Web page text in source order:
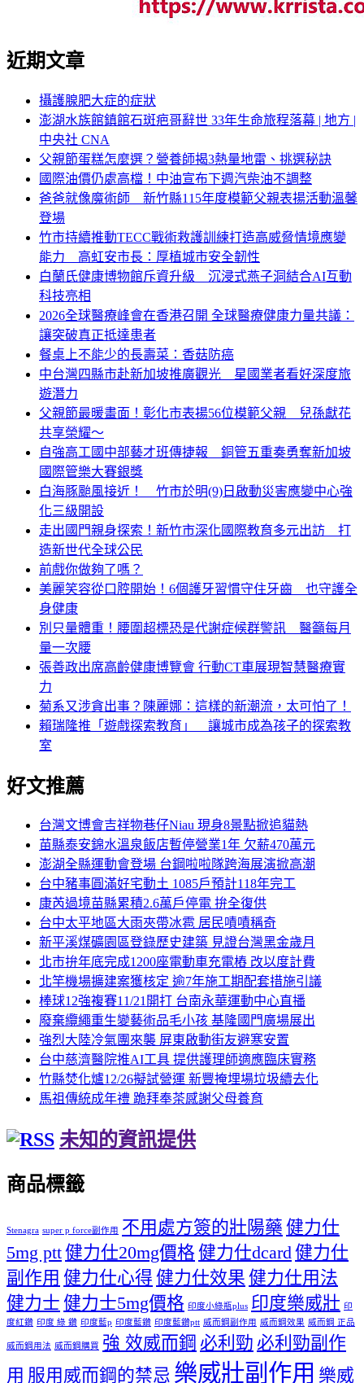
近期文章
攝護腺肥大症的症狀
澎湖水族館鎮館石斑疤哥辭世 33年生命旅程落幕 | 地方 |
中央社 CNA
父親節蛋糕怎麼選？營養師揭3熱量地雷、挑選秘訣
國際油價仍處高檔！中油宣布下週汽柴油不調整
爸爸就像魔術師 新竹縣115年度模範父親表揚活動溫馨
登場
竹市持續推動TECC戰術救護訓練打造高威脅情境應變
能力 高虹安市長：厚植城市安全韌性
白蘭氏健康博物館斥資升級 沉浸式燕子洞結合AI互動
科技亮相
2026全球醫療峰會在香港召開 全球醫療健康力量共議：
讓突破真正抵達患者
餐桌上不能少的長壽菜：香菇防癌
中台灣四縣市赴新加坡推廣觀光 星國業者看好深度旅
遊潛力
父親節最暖畫面！彰化市表揚56位模範父親 兒孫獻花
共享榮耀～
自強高工國中部藝才班傳捷報 銅管五重奏勇奪新加坡
國際管樂大賽銀獎
白海豚颱風接近！ 竹市於明(9)日啟動災害應變中心強
化三級開設
走出國門親身探索！新竹市深化國際教育多元出訪 打
造新世代全球公民
前戲你做夠了嗎？
美麗笑容從口腔開始！6個護牙習慣守住牙齒 也守護全
身健康
別只量體重！腰圍超標恐是代謝症候群警訊 醫籲每月
量一次腰
張善政出席高齡健康博覽會 行動CT車展現智慧醫療實
力
菊系又涉貪出事？陳麗娜：這樣的新潮流，太可怕了！
賴瑞隆推「遊戲探索教育」 讓城市成為孩子的探索教
室
好文推薦
台灣文博會吉祥物巷仔Niau 現身8景點掀追貓熱
苗縣泰安錦水溫泉飯店暫停營業1年 欠薪470萬元
澎湖全縣運動會登場 台鋼啦啦隊跨海展演掀高潮
台中豬事圓滿好宅動土 1085戶預計118年完工
康芮過境苗縣累積2.6萬戶停電 拚全復供
台中太平地區大雨夾帶冰雹 居民嘖嘖稱奇
新平溪煤礦園區登錄歷史建築 見證台灣黑金歲月
北市拚年底完成1200座電動車充電樁 改以度計費
北竿機場擴建案獲核定 逾7年施工期配套措施引議
棒球12強複賽11/21開打 台南永華運動中心直播
廢棄纜繩重生變藝術品毛小孩 基隆國門廣場展出
強烈大陸冷氣團來襲 屏東啟動街友避寒安置
台中慈濟醫院推AI工具 提供護理師適應臨床實務
竹縣焚化爐12/26擬試營運 新豐掩埋場垃圾續去化
馬祖傳統成年禮 跪拜奉茶感謝父母養育
未知的資訊提供
商品標籤
Stenagra super p force副作用 不用處方簽的壯陽藥 健力仕
5mg ptt健力仕20mg價格健力仕dcard健力仕
副作用 健力仕心得 健力仕效果 健力仕用法
健力士 健力士5mg價格 印度小綠瓶plus 印度樂威壯 印
度紅鑽 印度 綠 鑽 印度藍p 印度藍鑽 印度藍鑽ptt 威而鋼副作用 威而鋼效果 威而鋼 正品
威而鋼用法 威而鋼購買 強 效威而鋼 必利勁 必利勁副作
用 服用威而鋼的禁忌 樂威壯副作用 樂威